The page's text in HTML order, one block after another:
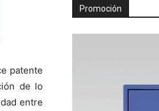
patente
de lo
entre
Promoción